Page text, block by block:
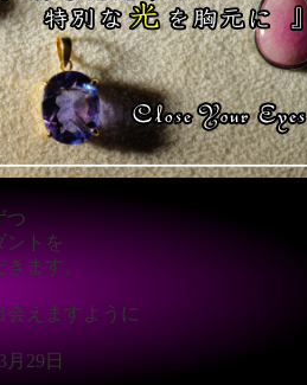
つ
ントを
ます。
えますように
29日